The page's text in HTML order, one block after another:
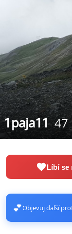
1paja11 47
Líbí se
💕Objevuj další